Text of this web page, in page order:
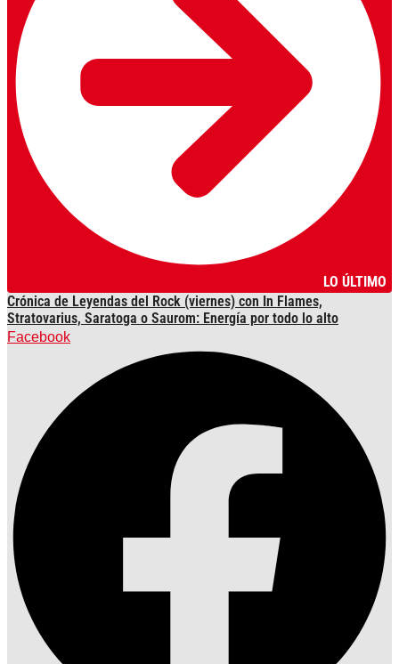
LO ÚLTIMO
Crónica de Leyendas del Rock (viernes) con In Flames,
Stratovarius, Saratoga o Saurom: Energía por todo lo alto
Facebook